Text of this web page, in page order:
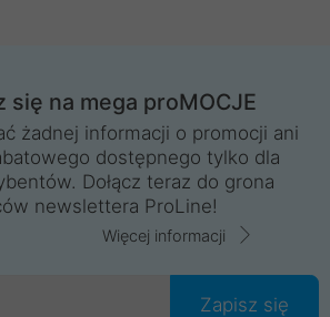
się na mega proMOCJE
żadnej informacji o promocji ani
dostępnego tylko dla
Dołącz teraz do grona
newslettera ProLine!
Więcej informacji
Zapisz się